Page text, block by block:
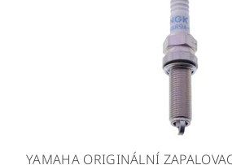
YAMAHA ORIGINÁLNÍ